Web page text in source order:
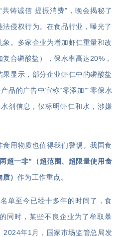
共铸诚信 提振消费”，晚会揭秘了
侵权行为。在食品行业，曝光了
。多家企业为增加虾仁重量和改
合磷酸盐），保水率高达20%，
显示，部分企业虾仁中的磷酸盐
品的广告中宣称“零添加”“零保水
剂信息，仅标明虾仁和水，涉嫌
用物质也值得我们警惕。我国食
超一非”（超范围、超限量使用食
） 作为工作重点。
单至今已经十多年的时间了，食
同时，某些不良企业为了牟取暴
2024年1月，国家市场监管总局发